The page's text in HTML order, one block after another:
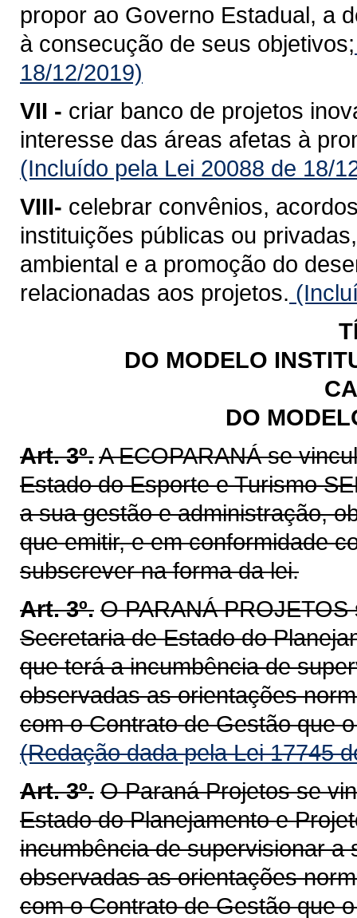
propor ao Governo Estadual, a
à consecução de seus objetivos;
18/12/2019)
VII - criar banco de projetos
interesse das áreas afetas à
(Incluído pela Lei 20088 de 18/
VIII- celebrar convênios,
instituições públicas ou
ambiental e a promoção do
relacionadas aos projetos.
DO MODELO
DO
Art. 3º.A ECOPARANÁ se
Estado do Esporte e Turismo
a sua gestão e administração,
que emitir, e em conformidade
subscrever na forma da lei.
Art. 3º. O PARANÁ
Secretaria de Estado do
que terá a incumbência de
observadas as orientações
com o Contrato de Gestão que
(Redação dada pela Lei 17745
Art. 3º. O Paraná Projetos se
Estado do Planejamento e
incumbência de supervisionar a
observadas as orientações
com o Contrato de Gestão que